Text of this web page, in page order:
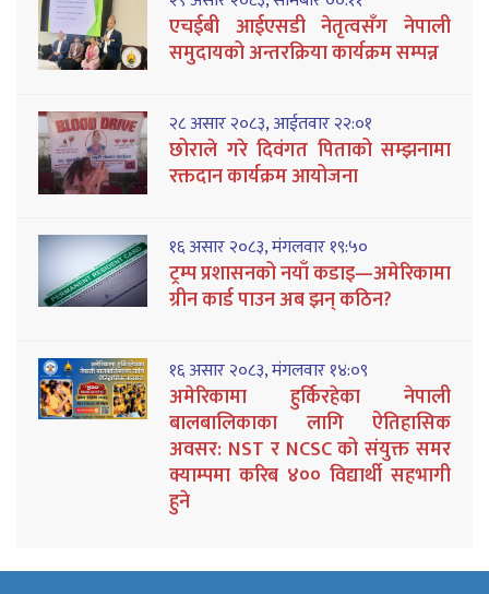
एचईबी आईएसडी नेतृत्वसँग नेपाली
समुदायको अन्तरक्रिया कार्यक्रम सम्पन्न
२८ असार २०८३, आईतवार २२:०१
छोराले गरे दिवंगत पिताको सम्झनामा
रक्तदान कार्यक्रम आयोजना
१६ असार २०८३, मंगलवार १९:५०
ट्रम्प प्रशासनको नयाँ कडाइ—अमेरिकामा
ग्रीन कार्ड पाउन अब झन् कठिन?
१६ असार २०८३, मंगलवार १४:०९
अमेरिकामा हुर्किरहेका नेपाली
बालबालिकाका लागि ऐतिहासिक
अवसर: NST र NCSC को संयुक्त समर
क्याम्पमा करिब ४०० विद्यार्थी सहभागी
हुने